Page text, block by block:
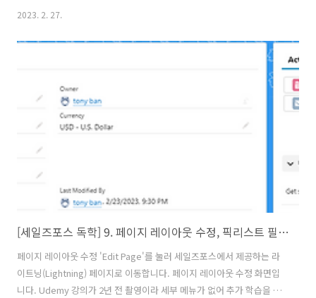
Testing 프로젝트로 가서 새로고침을 하면, 위와 같이 자동 번호가 생성
Manager - Fields & Relationship에서 'New'를 클릭합니다.
'Formular' 클릭 후 'Next'를 클릭합니다. ※ Formular은 읽기 전용입
니다. 'Simple Formula'의 경우 필드 타입을 선택할 수 있습니다. 그러
나 'Simple Formula'에서는 프로젝트에서 어카운트로 검..
2023. 2. 27.
[세일즈포스 독학] 9. 페이지 레이아웃 수정, 픽리스트 필드 생성, 필드 종속성 테스트
페이지 레이아웃 수정 'Edit Page'를 눌러 세일즈포스에서 제공하는 라
이트닝(Lightning) 페이지로 이동합니다. 페이지 레이아웃 수정 화면입
니다. Udemy 강의가 2년 전 촬영이라 세부 메뉴가 없어 추가 학습을 하